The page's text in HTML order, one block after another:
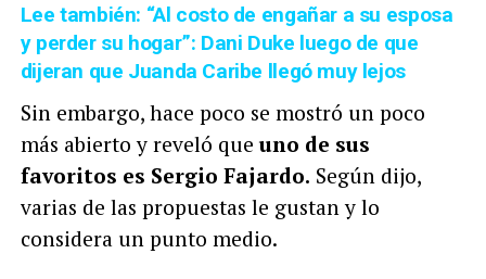
Lee también: “Al costo de engañar a su esposa
y perder su hogar”: Dani Duke luego de que
dijeran que Juanda Caribe llegó muy lejos
Sin embargo, hace poco se mostró un poco
más abierto y reveló que uno de sus
favoritos es Sergio Fajardo. Según dijo,
varias de las propuestas le gustan y lo
considera un punto medio.